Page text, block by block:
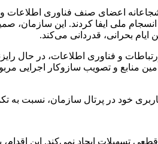
اعضای صنف فناوری اطلاعات و
ملی ایفا کردند. این سازمان،
بحرانی، قدردانی می‌کند.
و فناوری اطلاعات، در حال
و تصویب سازوکار اجرایی
خود در پرتال سازمان، نسبت به
تسهیلات ایجاد نمی‌کند. این